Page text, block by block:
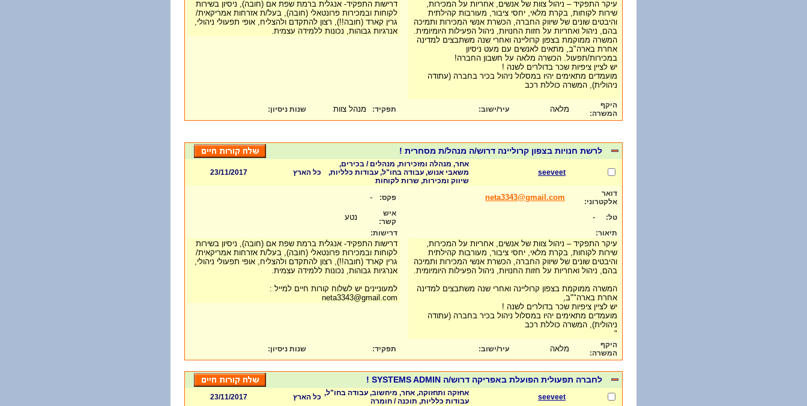
עיקר התפקיד – ניהול צוות של אנשים, אחריות על המכירות,
שירות לקוחות, בקרת מלאי, יחסי ציבור, מעורבות קהילתית
והיבטים שונים של שיווק החברה, הכשרת אנשי המכירות ותמיכה
בהם, ניהול ואחריות על חזות החנויות, ניהול הפעילות היומיומית.
המשרה ממוקמת בצפון קרוליינה ואחרי שנה משתבצים למדינה
אחרת בארה"ב, מתאים לאנשים עם מעט ניסיון
במכירות/תפעול. הכשרה מלאה על חשבון החברה!
יש לציין ציפיות שכר בדולרים לשנה !
מועמדים מתאימים יהיו במסלול ניהול בכיר בחברה (עתודה
ניהולית), המשרה כוללת רכב
דרישות התפקיד- אנגלית ברמת שפת אם (חובה), ניסיון בשירות
לקוחות ובמכירות פרונטאלי (חובה), בעל/ת אזרחות אמריקאית/
גרין קארד (חובה!!), רצון להתקדם ולהצליח, אופי תפעולי ניהולי,
אנרגיות גבוהות, נכונות ללמידה עצמית.
היקף
המשרה:
מלאה עיר/ישוב: תפקיד: מנהל צוות שנות ניסיון:
לרשת חנויות בצפון קרוליינה דרוש/ה מנהל/ת מסחרית !
seeveet
אחר, מנהלה ומזכירות, מנהלים / בכירים,
משאבי אנוש, עבודה בחו"ל, עבודות כלליות,
שיווק ומכירות, שרות לקוחות
כל הארץ 23/11/2017
דואר
אלקטרוני:
neta3343@gmail.com פקס: -
טל: -
איש
קשר:
נטע
תיאור:
עיקר התפקיד – ניהול צוות של אנשים, אחריות על המכירות,
שירות לקוחות, בקרת מלאי, יחסי ציבור, מעורבות קהילתית
והיבטים שונים של שיווק החברה, הכשרת אנשי המכירות ותמיכה
בהם, ניהול ואחריות על חזות החנויות, ניהול הפעילות היומיומית.
המשרה ממוקמת בצפון קרוליינה ואחרי שנה משתבצים למדינה
אחרת בארה""ב,
יש לציין ציפיות שכר בדולרים לשנה !
מועמדים מתאימים יהיו במסלול ניהול בכיר בחברה (עתודה
ניהולית), המשרה כוללת רכב
"
דרישות:
דרישות התפקיד- אנגלית ברמת שפת אם (חובה), ניסיון בשירות
לקוחות ובמכירות פרונטאלי (חובה), בעל/ת אזרחות אמריקאית/
גרין קארד (חובה!!), רצון להתקדם ולהצליח, אופי תפעולי ניהולי,
אנרגיות גבוהות, נכונות ללמידה עצמית.
למעוניינים יש לשלוח קורות חיים למייל :
neta3343@gmail.com
היקף
המשרה:
מלאה עיר/ישוב: תפקיד: שנות ניסיון:
לחברה תפעולית הפועלת באפריקה דרוש/ה SYSTEMS ADMIN !
seeveet
אחזקה ותחזוקה, אחר, מיחשוב, עבודה בחו"ל,
עבודות כלליות, תוכנה / חומרה
כל הארץ
23/11/2017